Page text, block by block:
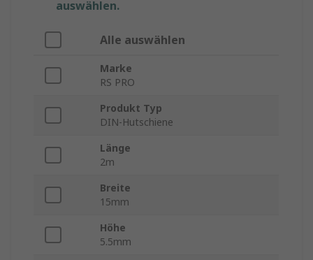
auswählen.
Alle auswählen
Marke
RS PRO
Produkt Typ
DIN-Hutschiene
Länge
2m
Breite
15mm
Höhe
5.5mm